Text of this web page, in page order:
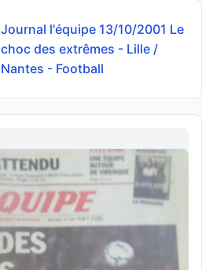
Journal l'équipe 13/10/2001 Le
choc des extrêmes - Lille /
Nantes - Football